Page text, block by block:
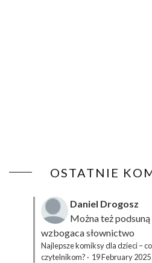
OSTATNIE
Daniel Drogosz
Można też podsuną
wzbogaca słownictwo
Najlepsze komiksy dla dzieci –
czytelnikom? · 19 February 2025